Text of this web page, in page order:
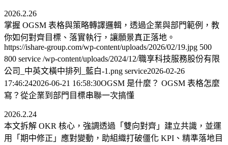
2026.2.26
掌握 OGSM 表格與策略轉譯邏輯，透過企業與部門範例，教
你如何對齊目標、落實執行，讓願景真正落地。
https://ishare-group.com/wp-content/uploads/2026/02/19.jpg 500
800 service /wp-content/uploads/2024/12/職享科技服務股份有限
公司_中英文橫中排列_藍白-1.png service2026-02-26
17:46:242026-06-21 16:58:30OGSM 是什麼？ OGSM 表格怎麼
寫？從企業到部門目標串聯一次搞懂
2026.2.24
本文拆解 OKR 核心，強調透過「雙向對齊」建立共識，並運
用「期中修正」應對變動，助組織打破僵化 KPI、精準落地目